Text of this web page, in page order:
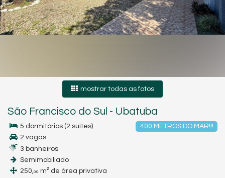
mostrar todas as fotos
São Francisco do Sul - Ubatuba
400 METROS DO MAR!!!
5 dormitórios (2 suítes)
2 vagas
3 banheiros
Semimobiliado
250,00 m² de área privativa